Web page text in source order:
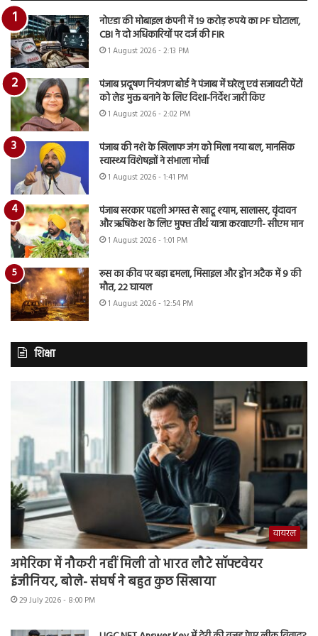
नोएडा की मोबाइल कंपनी में 19 करोड़ रुपये का PF घोटाला,
CBI ने दो अधिकारियों पर दर्ज की FIR
1 August 2026 - 2:13 PM
पंजाब प्रदूषण नियंत्रण बोर्ड ने पंजाब में घरेलू एवं सजावटी पेंटों
को लेड मुक्त बनाने के लिए दिशा-निर्देश जारी किए
1 August 2026 - 2:02 PM
पंजाब की नशे के खिलाफ जंग को मिला नया बल, मानसिक
स्वास्थ्य विशेषज्ञों ने संभाला मोर्चा
1 August 2026 - 1:41 PM
पंजाब सरकार पहली अगस्त से खाटू श्याम, सालासर, वृंदावन
और ऋषिकेश के लिए मुफ्त तीर्थ यात्रा करवाएगी- सीएम मान
1 August 2026 - 1:01 PM
रूस का कीव पर बड़ा हमला, मिसाइल और ड्रोन अटैक में 9 की
मौत, 22 घायल
1 August 2026 - 12:54 PM
शिक्षा
वायरल
अमेरिका में नौकरी नहीं मिली तो भारत लौटे सॉफ्टवेयर
इंजीनियर, बोले- संघर्ष ने बहुत कुछ सिखाया
29 July 2026 - 8:00 PM